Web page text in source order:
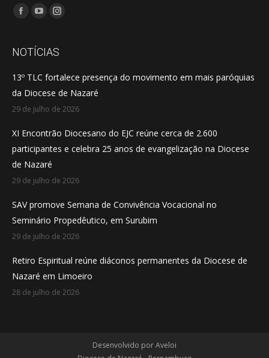
Encontre-nos em:
Facebook
opens
new
window
YouTube
opens
new
window
Instagram
opens
new
window
NOTÍCIAS
13º TLC fortalece presença do movimento em mais paróquias
da Diocese de Nazaré
29 de julho de 2026
XI Encontrão Diocesano do EJC reúne cerca de 2.600
participantes e celebra 25 anos de evangelização na Diocese
de Nazaré
29 de julho de 2026
SAV promove Semana de Convivência Vocacional no
Seminário Propedêutico, em Surubim
29 de julho de 2026
Retiro Espiritual reúne diáconos permanentes da Diocese de
Nazaré em Limoeiro
28 de julho de 2026
Desenvolvido porAveloi